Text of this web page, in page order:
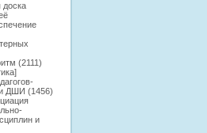
доска
(2111)
]
ДШИ (1456)
и